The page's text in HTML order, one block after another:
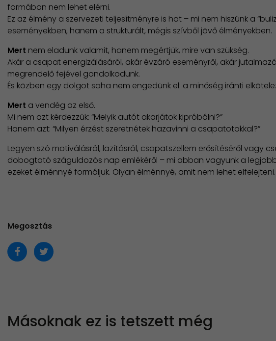
formában nem lehet elérni.
Ez az élmény a szervezeti teljesítményre is hat – mi nem hiszünk a
eseményekben, hanem a strukturált, mégis szívből jövő élményekben.
Mert nem eladunk valamit, hanem megértjük, mire van szükség.
Akár a csapat energizálásáról, akár évzáró eseményről, akár
megrendelő fejével gondolkodunk.
És közben egy dolgot soha nem engedünk el: a minőség iránti
Mert a vendég az első.
Mi nem azt kérdezzük: “Melyik autót akarjátok kipróbálni?”
Hanem azt: “Milyen érzést szeretnétek hazavinni a csapatotokkal?”
Legyen szó motiválásról, lazításról, csapatszellem erősítéséről vagy
dobogtató száguldozós nap emlékéről – mi abban vagyunk a
ezeket élménnyé formáljuk. Olyan élménnyé, amit nem lehet elfelejteni.
Megosztás
Másoknak ez is tetszett még